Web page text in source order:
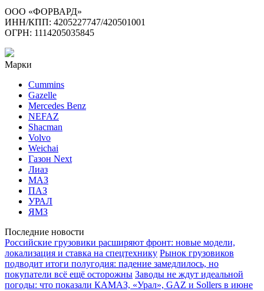
ООО «ФОРВАРД»
ИНН/КПП: 4205227747/420501001
ОГРН: 1114205035845
Марки
Cummins
Gazelle
Mercedes Benz
NEFAZ
Shacman
Volvo
Weichai
Газон Next
Лиаз
МАЗ
ПАЗ
УРАЛ
ЯМЗ
Последние новости
Российские грузовики расширяют фронт: новые модели,
локализация и ставка на спецтехнику Рынок грузовиков
подводит итоги полугодия: падение замедлилось, но
покупатели всё ещё осторожны Заводы не ждут идеальной
погоды: что показали КАМАЗ, «Урал», GAZ и Sollers в июне